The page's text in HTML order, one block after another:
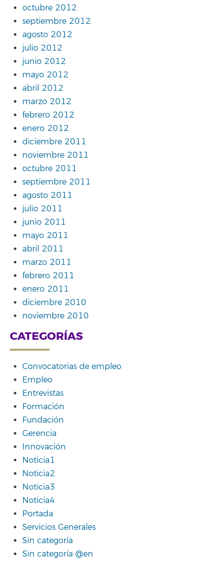
octubre 2012
septiembre 2012
agosto 2012
julio 2012
junio 2012
mayo 2012
abril 2012
marzo 2012
febrero 2012
enero 2012
diciembre 2011
noviembre 2011
octubre 2011
septiembre 2011
agosto 2011
julio 2011
junio 2011
mayo 2011
abril 2011
marzo 2011
febrero 2011
enero 2011
diciembre 2010
noviembre 2010
CATEGORÍAS
Convocatorias de empleo
Empleo
Entrevistas
Formación
Fundación
Gerencia
Innovación
Noticia1
Noticia2
Noticia3
Noticia4
Portada
Servicios Generales
Sin categoría
Sin categoría @en